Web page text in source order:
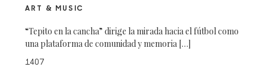
ART & MUSIC
“Tepito en la cancha” dirige la mirada hacia el fútbol como
una plataforma de comunidad y memoria […]
1407